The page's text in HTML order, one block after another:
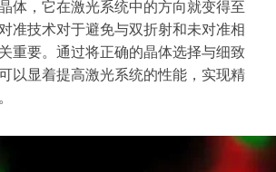
体，它在激光系统中的方向就变得至
准技术对于避免与双折射和未对准相
重要。通过将正确的晶体选择与细致
以显着提高激光系统的性能，实现精